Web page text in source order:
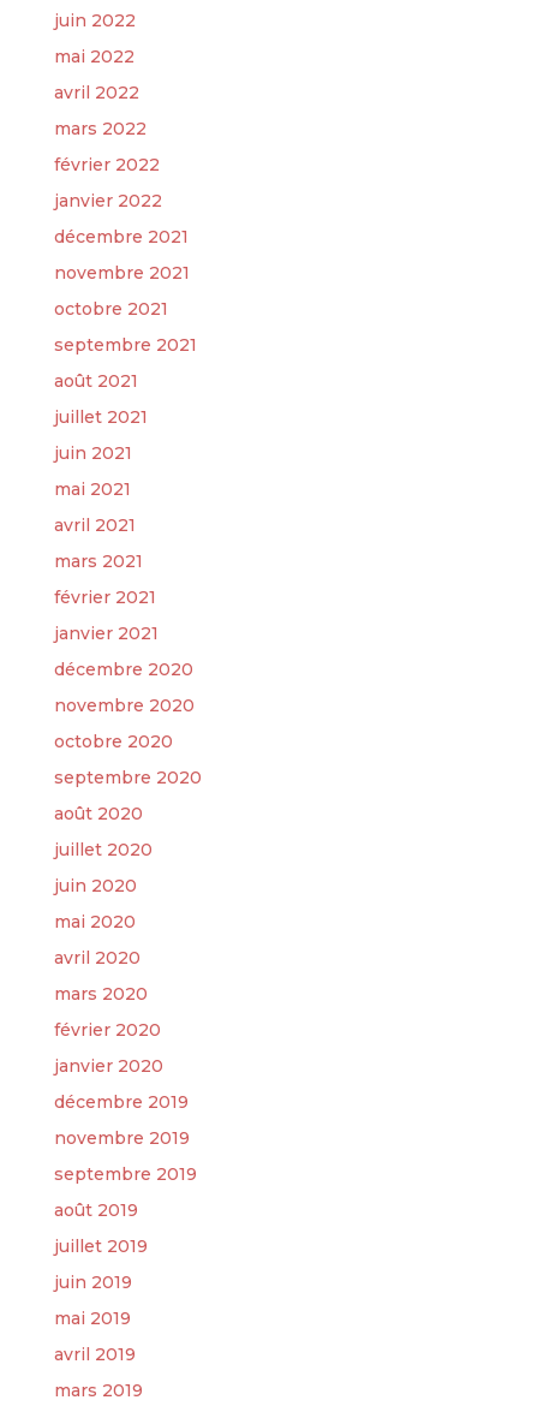
juin 2022
mai 2022
avril 2022
mars 2022
février 2022
janvier 2022
décembre 2021
novembre 2021
octobre 2021
septembre 2021
août 2021
juillet 2021
juin 2021
mai 2021
avril 2021
mars 2021
février 2021
janvier 2021
décembre 2020
novembre 2020
octobre 2020
septembre 2020
août 2020
juillet 2020
juin 2020
mai 2020
avril 2020
mars 2020
février 2020
janvier 2020
décembre 2019
novembre 2019
septembre 2019
août 2019
juillet 2019
juin 2019
mai 2019
avril 2019
mars 2019